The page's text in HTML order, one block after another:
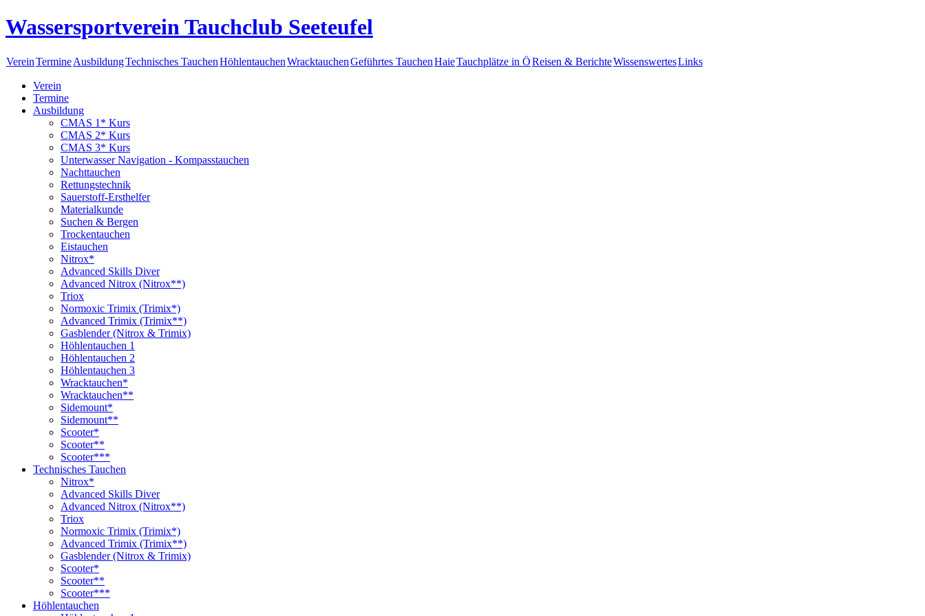
Wassersportverein Tauchclub Seeteufel
VereinTermineAusbildungTechnisches TauchenHöhlentauchenWracktauchenGeführtes TauchenHaieTauchplätze in ÖReisen & BerichteWissenswertesLinks
Verein
Termine
Ausbildung
CMAS 1* Kurs
CMAS 2* Kurs
CMAS 3* Kurs
Unterwasser Navigation - Kompasstauchen
Nachttauchen
Rettungstechnik
Sauerstoff-Ersthelfer
Materialkunde
Suchen & Bergen
Trockentauchen
Eistauchen
Nitrox*
Advanced Skills Diver
Advanced Nitrox (Nitrox**)
Triox
Normoxic Trimix (Trimix*)
Advanced Trimix (Trimix**)
Gasblender (Nitrox & Trimix)
Höhlentauchen 1
Höhlentauchen 2
Höhlentauchen 3
Wracktauchen*
Wracktauchen**
Sidemount*
Sidemount**
Scooter*
Scooter**
Scooter***
Technisches Tauchen
Nitrox*
Advanced Skills Diver
Advanced Nitrox (Nitrox**)
Triox
Normoxic Trimix (Trimix*)
Advanced Trimix (Trimix**)
Gasblender (Nitrox & Trimix)
Scooter*
Scooter**
Scooter***
Höhlentauchen